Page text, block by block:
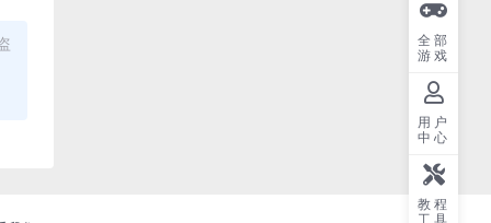
全部
游戏
用户
中心
教程
工具